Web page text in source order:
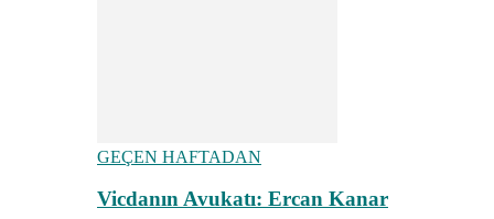
GEÇEN HAFTADAN
Vicdanın Avukatı: Ercan Kanar